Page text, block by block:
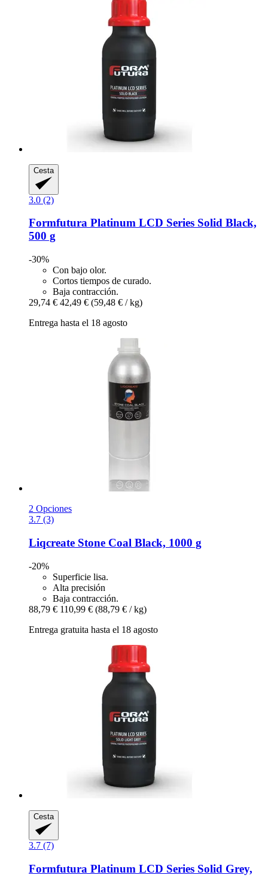
Cesta
3.0 (2)
Formfutura Platinum LCD Series Solid Black,
500 g
-30%
Con bajo olor.
Cortos tiempos de curado.
Baja contracción.
29,74 € 42,49 € (59,48 € / kg)
Entrega hasta el 18 agosto
2 Opciones
3.7 (3)
Liqcreate Stone Coal Black, 1000 g
-20%
Superficie lisa.
Alta precisión
Baja contracción.
88,79 € 110,99 € (88,79 € / kg)
Entrega gratuita hasta el 18 agosto
Cesta
3.7 (7)
Formfutura Platinum LCD Series Solid Grey,